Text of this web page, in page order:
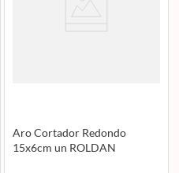
Aro Cortador Redondo
15x6cm un ROLDAN